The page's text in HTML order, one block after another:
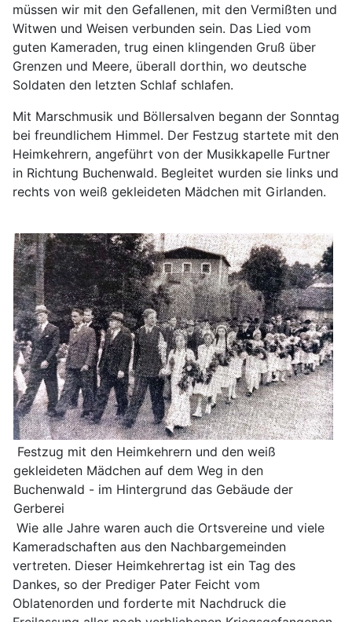
müssen wir mit den Gefallenen, mit den Vermißten und
Witwen und Weisen verbunden sein. Das Lied vom
guten Kameraden, trug einen klingenden Gruß über
Grenzen und Meere, überall dorthin, wo deutsche
Soldaten den letzten Schlaf schlafen.
Mit Marschmusik und Böllersalven begann der Sonntag
bei freundlichem Himmel. Der Festzug startete mit den
Heimkehrern, angeführt von der Musikkapelle Furtner
in Richtung Buchenwald. Begleitet wurden sie links und
rechts von weiß gekleideten Mädchen mit Girlanden.
Festzug mit den Heimkehrern und den weiß
gekleideten Mädchen auf dem Weg in den
Buchenwald - im Hintergrund das Gebäude der
Gerberei
Wie alle Jahre waren auch die Ortsvereine und viele
Kameradschaften aus den Nachbargemeinden
vertreten. Dieser Heimkehrertag ist ein Tag des
Dankes, so der Prediger Pater Feicht vom
Oblatenorden und forderte mit Nachdruck die